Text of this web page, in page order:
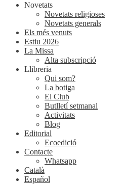
Novetats
Novetats religioses
Novetats generals
Els més venuts
Estiu 2026
La Missa
Alta subscripció
Llibreria
Qui som?
La botiga
El Club
Butlletí setmanal
Activitats
Blog
Editorial
Ecoedició
Contacte
Whatsapp
Català
Español